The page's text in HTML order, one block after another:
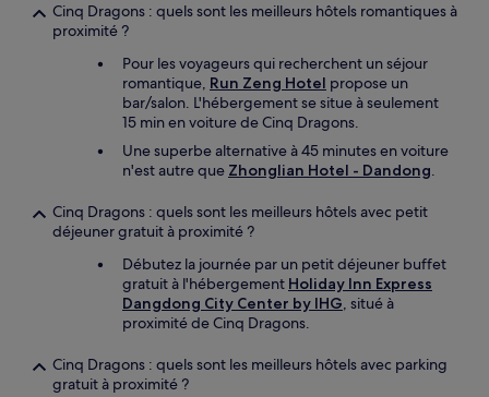
Cinq Dragons : quels sont les meilleurs hôtels romantiques à
proximité ?
Pour les voyageurs qui recherchent un séjour
romantique, Run Zeng Hotel propose un
bar/salon. L'hébergement se situe à seulement
15 min en voiture de Cinq Dragons.
Une superbe alternative à 45 minutes en voiture
n'est autre que Zhonglian Hotel - Dandong.
Cinq Dragons : quels sont les meilleurs hôtels avec petit
déjeuner gratuit à proximité ?
Débutez la journée par un petit déjeuner buffet
gratuit à l'hébergement Holiday Inn Express
Dangdong City Center by IHG, situé à
proximité de Cinq Dragons.
Cinq Dragons : quels sont les meilleurs hôtels avec parking
gratuit à proximité ?